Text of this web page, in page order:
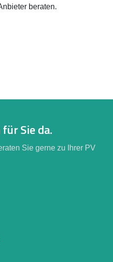
beraten.
Sie da.
Sie gerne zu Ihrer PV